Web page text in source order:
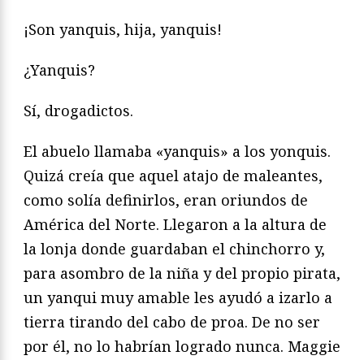
¡Son yanquis, hija, yanquis!
¿Yanquis?
Sí, drogadictos.
El abuelo llamaba «yanquis» a los yonquis.
Quizá creía que aquel atajo de maleantes,
como solía definirlos, eran oriundos de
América del Norte. Llegaron a la altura de
la lonja donde guardaban el chinchorro y,
para asombro de la niña y del propio pirata,
un yanqui muy amable les ayudó a izarlo a
tierra tirando del cabo de proa. De no ser
por él, no lo habrían logrado nunca. Maggie